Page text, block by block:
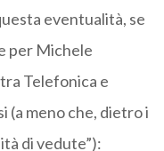
eventualità, se
per Michele
Telefonica e
(a meno che, dietro i
di vedute”):